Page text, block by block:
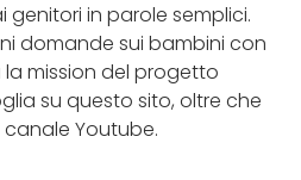
genitori in parole semplici.
domande sui bambini con
mission del progetto
su questo sito, oltre che
Youtube.